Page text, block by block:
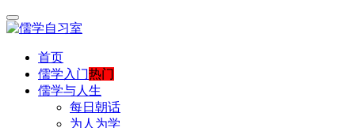
首页
儒学入门热门
儒学与人生
每日朝话
为人为学